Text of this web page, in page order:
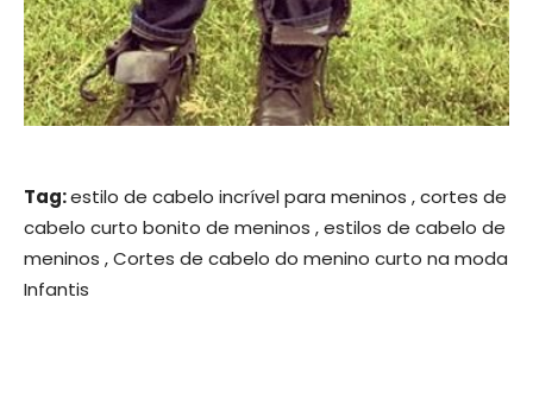
Tag:estilo de cabelo incrível para meninos , cortes de
cabelo curto bonito de meninos , estilos de cabelo de
meninos , Cortes de cabelo do menino curto na moda
Infantis